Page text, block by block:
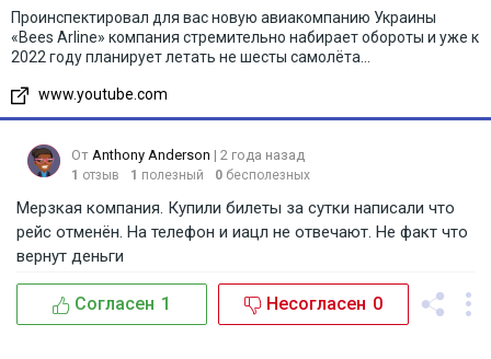
Проинспектировал для вас новую авиакомпанию Украины
«Bees Arline» компания стремительно набирает обороты и уже к
2022 году планирует летать не шесты самолёта...
www.youtube.com
От Anthony Anderson | 2 года назад
1 отзыв 1 полезный 0 бесполезных
Мерзкая компания. Купили билеты за сутки написали что
рейс отменён. На телефон и иацл не отвечают. Не факт что
вернут деньги
Согласен 1 Несогласен 0